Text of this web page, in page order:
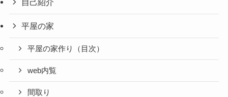
自己紹介
平屋の家
平屋の家作り（目次）
web内覧
間取り